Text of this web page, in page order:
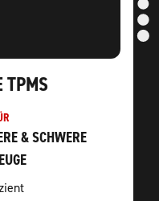
TPMS
& SCHWERE